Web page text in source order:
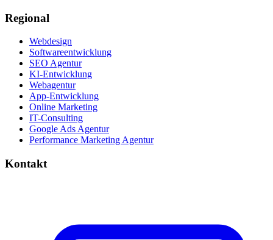
Regional
Webdesign
Softwareentwicklung
SEO Agentur
KI-Entwicklung
Webagentur
App-Entwicklung
Online Marketing
IT-Consulting
Google Ads Agentur
Performance Marketing Agentur
Kontakt